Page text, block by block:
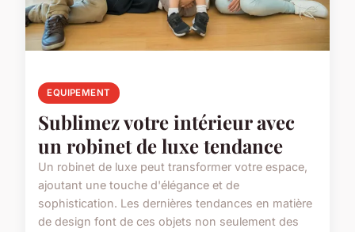
EQUIPEMENT
Sublimez votre intérieur avec
un robinet de luxe tendance
Un robinet de luxe peut transformer votre espace,
ajoutant une touche d'élégance et de
sophistication. Les dernières tendances en matière
de design font de ces objets non seulement des